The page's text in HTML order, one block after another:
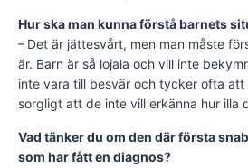
Hur ska man kunna förstå barnets
– Det är jättesvårt, men man måste
är. Barn är så lojala och vill inte
inte vara till besvär och tycker ofta
sorgligt att de inte vill erkänna hur illa
Vad tänker du om den där första
som har fått en diagnos?